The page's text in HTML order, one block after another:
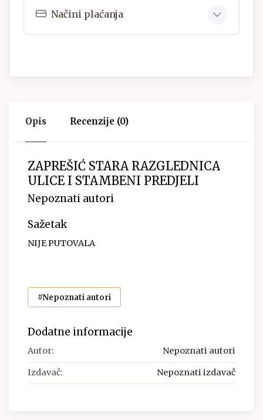
Načini plaćanja
Opis Recenzije (0)
ZAPREŠIĆ STARA RAZGLEDNICA
ULICE I STAMBENI PREDJELI
Nepoznati autori
Sažetak
NIJE PUTOVALA
#Nepoznati autori
Dodatne informacije
Autor: Nepoznati autori
Izdavač: Nepoznati izdavač